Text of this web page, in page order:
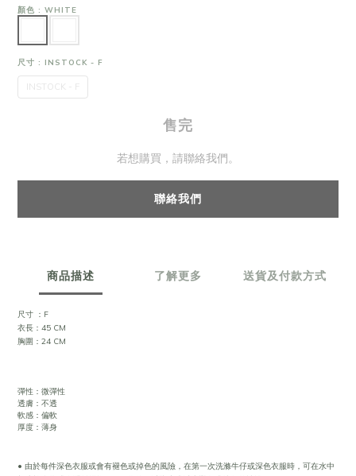
顏色 : WHITE
尺寸 : INSTOCK - F
INSTOCK - F
售完
若想購買，請聯絡我們。
聯絡我們
商品描述 了解更多 送貨及付款方式
尺寸 ：F
衣長：45 CM
胸圍：24 CM
彈性：微彈性
透膚：不透
軟感：偏軟
厚度：薄⾝
• 由於每件深色衣服或會有褪色或掉色的風險，在第一次洗滌牛仔或深色衣服時，可在水中